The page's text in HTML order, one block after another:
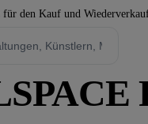
den Kauf und